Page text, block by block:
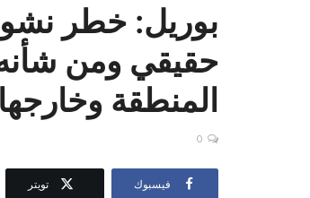
بوريل: خطر
حقيقي ومن
المنطقة وخارجها
0
فيسبوك تويتر